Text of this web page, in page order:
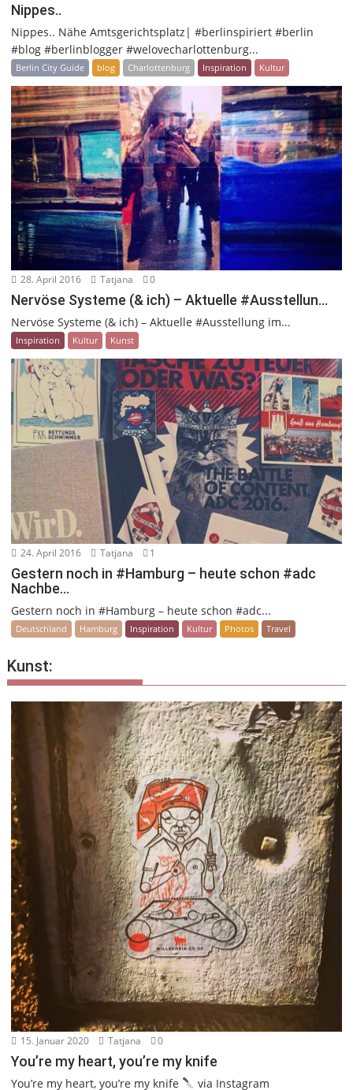
Nippes..
Nippes.. Nähe Amtsgerichtsplatz| #berlinspiriert #berlin
#blog #berlinblogger #welovecharlottenburg...
Berlin City Guide blog Charlottenburg Inspiration Kultur
28. April 2016 Tatjana 0
Nervöse Systeme (& ich) – Aktuelle #Ausstellun…
Nervöse Systeme (& ich) – Aktuelle #Ausstellung im...
Inspiration Kultur Kunst
24. April 2016 Tatjana 1
Gestern noch in #Hamburg – heute schon #adc
Nachbe…
Gestern noch in #Hamburg – heute schon #adc...
Deutschland Hamburg Inspiration Kultur Photos Travel
Kunst:
15. Januar 2020 Tatjana 0
You’re my heart, you’re my knife
You’re my heart, you’re my knife via Instagram